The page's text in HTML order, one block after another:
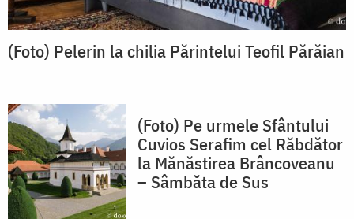
(Foto) Pelerin la chilia Părintelui Teofil Părăian
(Foto) Pe urmele Sfântului
Cuvios Serafim cel Răbdător
la Mănăstirea Brâncoveanu
– Sâmbăta de Sus